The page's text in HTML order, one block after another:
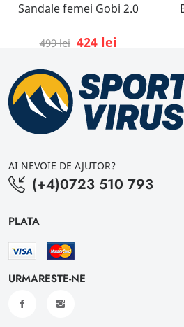
Sandale femei Gobi 2.0
499 lei 424 lei
AI NEVOIE DE AJUTOR?
(+4)0723 510 793
PLATA
URMARESTE-NE